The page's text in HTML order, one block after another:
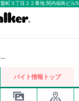
町３丁目２２番地 関内福島ビル
バイト情報トップ